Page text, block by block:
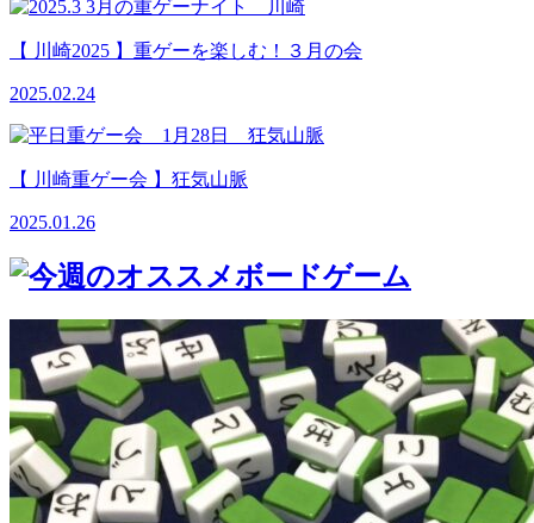
【 川崎2025 】重ゲーを楽しむ！３月の会
2025.02.24
【 川崎重ゲー会 】狂気山脈
2025.01.26